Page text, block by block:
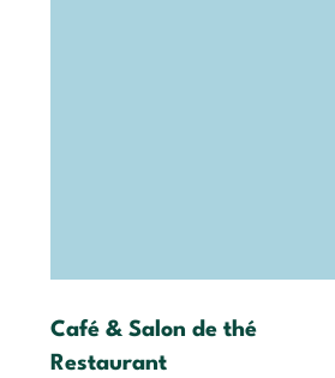
Café & Salon de thé
Restaurant